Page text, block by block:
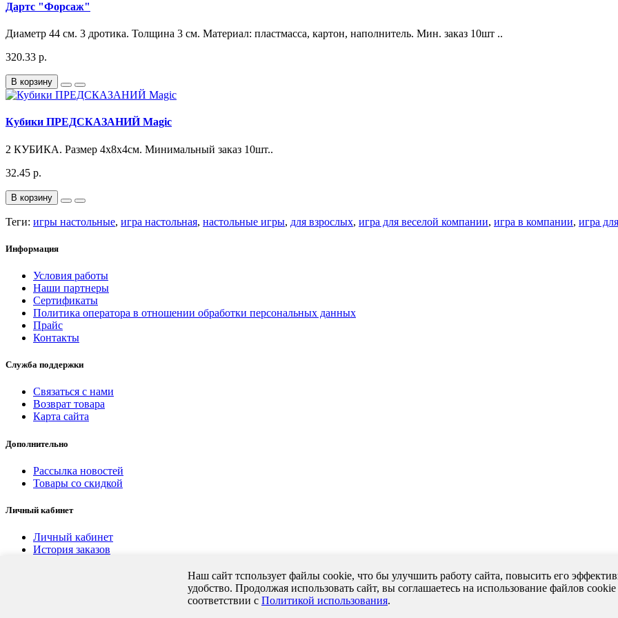
Дартс "Форсаж"
Диаметр 44 см. 3 дротика. Толщина 3 см. Материал: пластмасса, картон, наполнитель. Мин. заказ 10шт ..
320.33 р.
В корзину
Кубики ПРЕДСКАЗАНИЙ Magic
2 КУБИКА. Размер 4х8х4см. Минимальный заказ 10шт..
32.45 р.
В корзину
Теги: игры настольные, игра настольная, настольные игры, для взрослых, игра для веселой компании, игра в компании, игра
Информация
Условия работы
Наши партнеры
Сертификаты
Политика оператора в отношении обработки персональных данных
Прайс
Контакты
Служба поддержки
Связаться с нами
Возврат товара
Карта сайта
Дополнительно
Рассылка новостей
Товары со скидкой
Личный кабинет
Личный кабинет
История заказов
Наш сайт тспользует файлы cookie, что бы улучшить работу сайта, повысить его
удобство. Продолжая использовать сайт, вы соглашаетесь на использование файлов cookie
соответствии с Политикой использования.